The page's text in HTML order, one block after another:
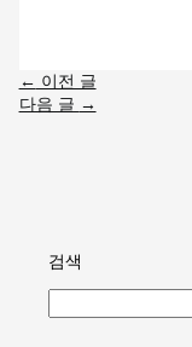
← 이전 글
다음 글 →
검색